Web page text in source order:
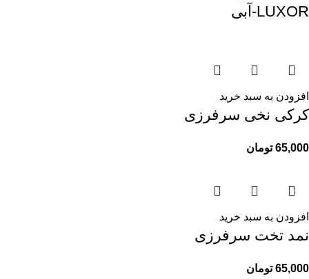
LUXOR-آبی
افزودن به سبد خرید
کرکی نخی سرفرزی
65,000 تومان
افزودن به سبد خرید
نمد تخت سرفرزی
65,000 تومان